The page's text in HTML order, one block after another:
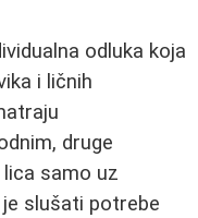
odluka koja
i ličnih
druge
samo uz
slušati potrebe